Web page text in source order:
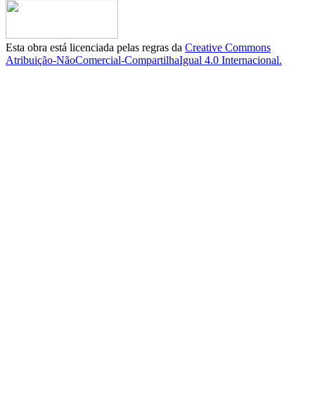
Esta obra está licenciada pelas regras da Creative Commons
Atribuição-NãoComercial-CompartilhaIgual 4.0 Internacional.